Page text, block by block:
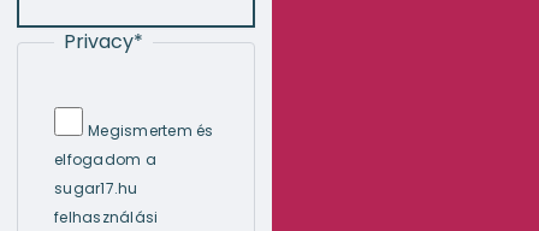
Privacy*
Megismertem és
elfogadom a
sugar17.hu
felhasználási